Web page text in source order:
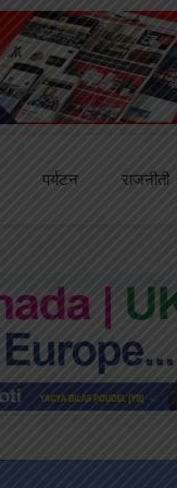
पर्यटन राजनीती